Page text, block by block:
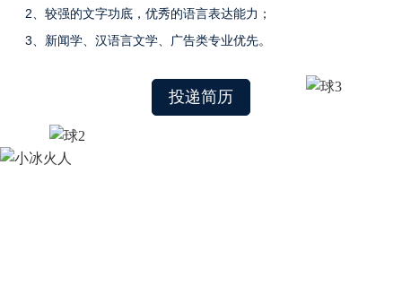
2 、较强的文字功底，优秀的语言表达能力；
3 、新闻学、汉语言文学、广告类专业优先。
投递简历